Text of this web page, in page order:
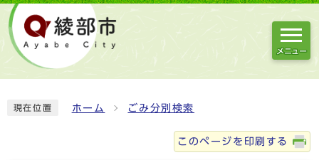
メニュー
現在位置 ホーム ごみ分別検索
このページを印刷する